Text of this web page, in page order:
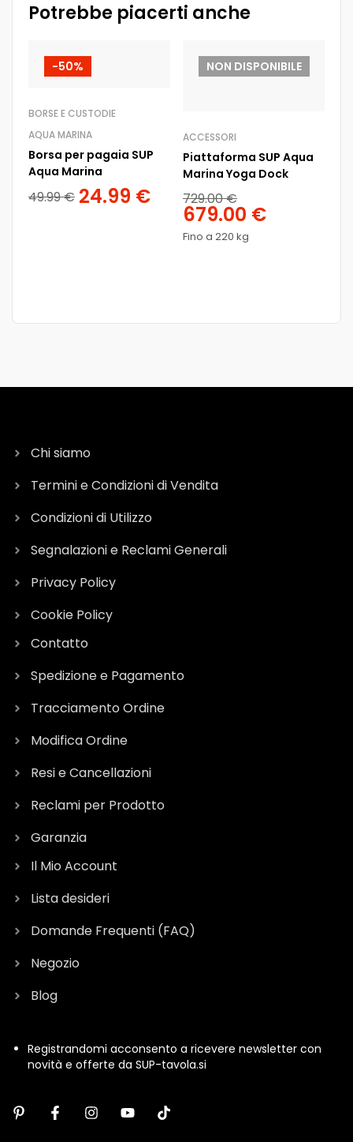
Potrebbe piacerti anche
-50%
BORSE E CUSTODIE
AQUA MARINA
Borsa per pagaia SUP
Aqua Marina
49.99€ 24.99 €
NON DISPONIBILE
ACCESSORI
Piattaforma SUP Aqua
Marina Yoga Dock
729.00€
679.00 €
Fino a 220 kg
Chi siamo
Termini e Condizioni di Vendita
Condizioni di Utilizzo
Segnalazioni e Reclami Generali
Privacy Policy
Cookie Policy
Contatto
Spedizione e Pagamento
Tracciamento Ordine
Modifica Ordine
Resi e Cancellazioni
Reclami per Prodotto
Garanzia
Il Mio Account
Lista desideri
Domande Frequenti (FAQ)
Negozio
Blog
Registrandomi acconsento a ricevere newsletter con
novità e offerte da SUP-tavola.si